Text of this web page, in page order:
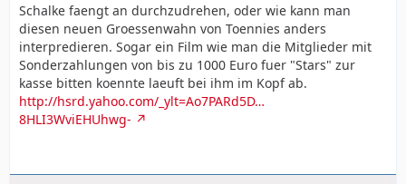
Schalke faengt an durchzudrehen, oder wie kann man
diesen neuen Groessenwahn von Toennies anders
interpredieren. Sogar ein Film wie man die Mitglieder mit
Sonderzahlungen von bis zu 1000 Euro fuer "Stars" zur
kasse bitten koennte laeuft bei ihm im Kopf ab.
http://hsrd.yahoo.com/_ylt=Ao7PARd5D…
8HLI3WviEHUhwg-